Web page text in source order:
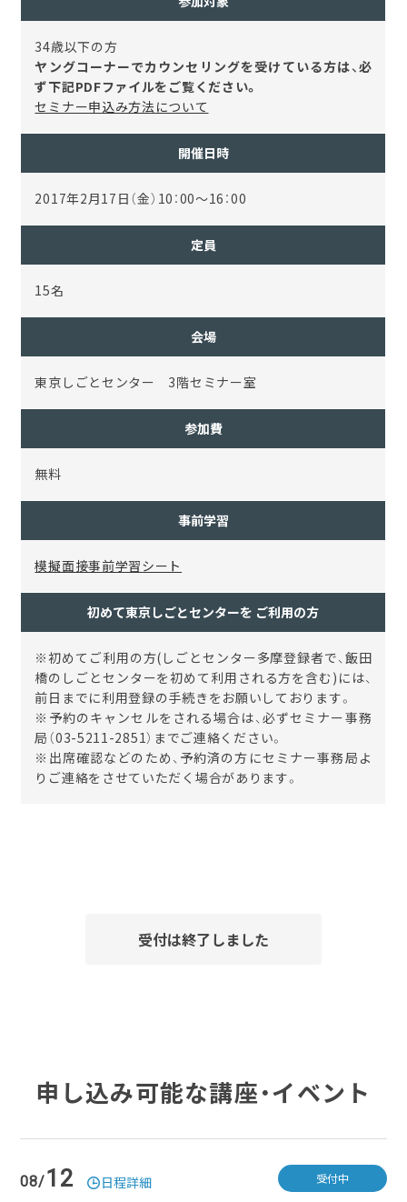
34歳以下の方
ヤングコーナーでカウンセリングを受けている方は、必
ず下記PDFファイルをご覧ください。
セミナー申込み方法について
開催日時
2017年2月17日（金）10：00～16：00
定員
15名
会場
東京しごとセンター 3階セミナー室
参加費
無料
事前学習
模擬面接事前学習シート
初めて東京しごとセンターを ご利用の方
※初めてご利用の方(しごとセンター多摩登録者で、飯田
橋のしごとセンターを初めて利用される方を含む)には、
前日までに利用登録の手続きをお願いしております。
※予約のキャンセルをされる場合は、必ずセミナー事務
局（03-5211-2851）までご連絡ください。
※出席確認などのため、予約済の方にセミナー事務局よ
りご連絡をさせていただく場合があります。
受付は終了しました
申し込み可能な講座・イベント
08/12 日程詳細 受付中